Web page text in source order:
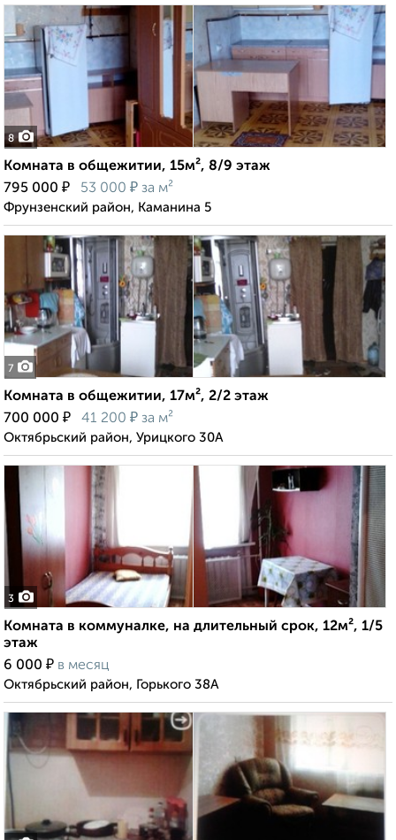
8
Комната в общежитии, 15м², 8/9 этаж
795 000 ₽ 53 000 ₽ за м²
Фрунзенский район, Каманина 5
7
Комната в общежитии, 17м², 2/2 этаж
700 000 ₽ 41 200 ₽ за м²
Октябрьский район, Урицкого 30А
3
Комната в коммуналке, на длительный срок, 12м², 1/5
этаж
6 000 ₽ в месяц
Октябрьский район, Горького 38А